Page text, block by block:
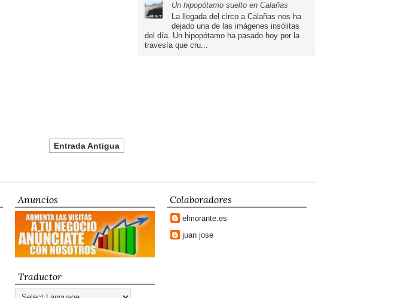
Entrada Antigua
Un hipopótamo suelto en Calañas
La llegada del circo a Calañas nos ha
dejado una de las imágenes insólitas
del día. Un hipopótamo ha pasado hoy por la
travesía que cru...
Anuncios
Traductor
Colaboradores
elmorante.es
juan jose